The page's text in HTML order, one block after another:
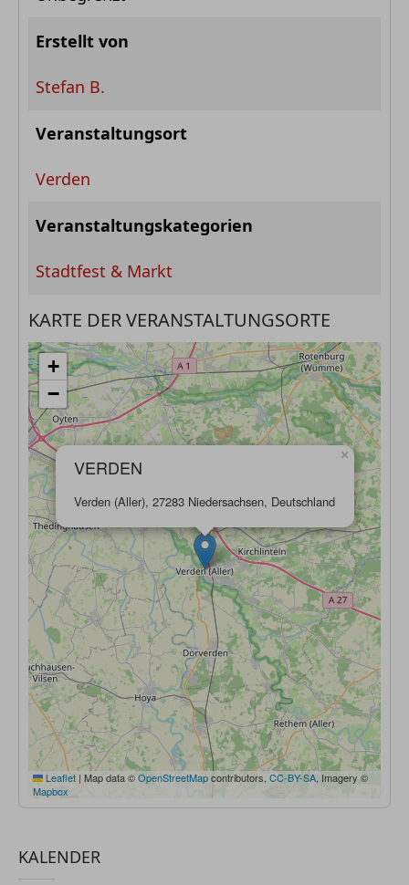
Erstellt von
Stefan B.
Veranstaltungsort
Verden
Veranstaltungskategorien
Stadtfest & Markt
KARTE DER VERANSTALTUNGSORTE
VERDEN
Verden (Aller), 27283 Niedersachsen, Deutschland
×
+
−
Leaflet | Map data ©OpenStreetMapcontributors, CC-BY-SA , Imagery ©
Mapbox
KALENDER